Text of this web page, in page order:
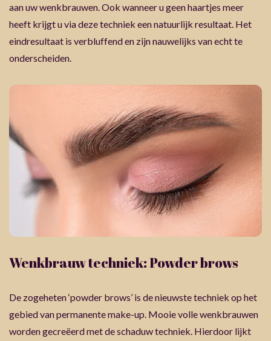
aan uw wenkbrauwen. Ook wanneer u geen haartjes meer
heeft krijgt u via deze techniek een natuurlijk resultaat. Het
eindresultaat is verbluffend en zijn nauwelijks van echt te
onderscheiden.
Wenkbrauw techniek: Powder brows
De zogeheten ‘powder brows’ is de nieuwste techniek op het
gebied van permanente make-up. Mooie volle wenkbrauwen
worden gecreëerd met de schaduw techniek. Hierdoor lijkt